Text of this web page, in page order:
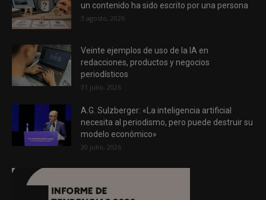
un contenido ha sido escrito por una persona
3 agosto, 2026
Veinte ejemplos de uso de la IA en
redacciones, productos y negocios
periodísticos
31 julio, 2026
A.G. Sulzberger: «La inteligencia artificial
necesita al periodismo, pero puede destruir su
modelo económico»
30 julio, 2026